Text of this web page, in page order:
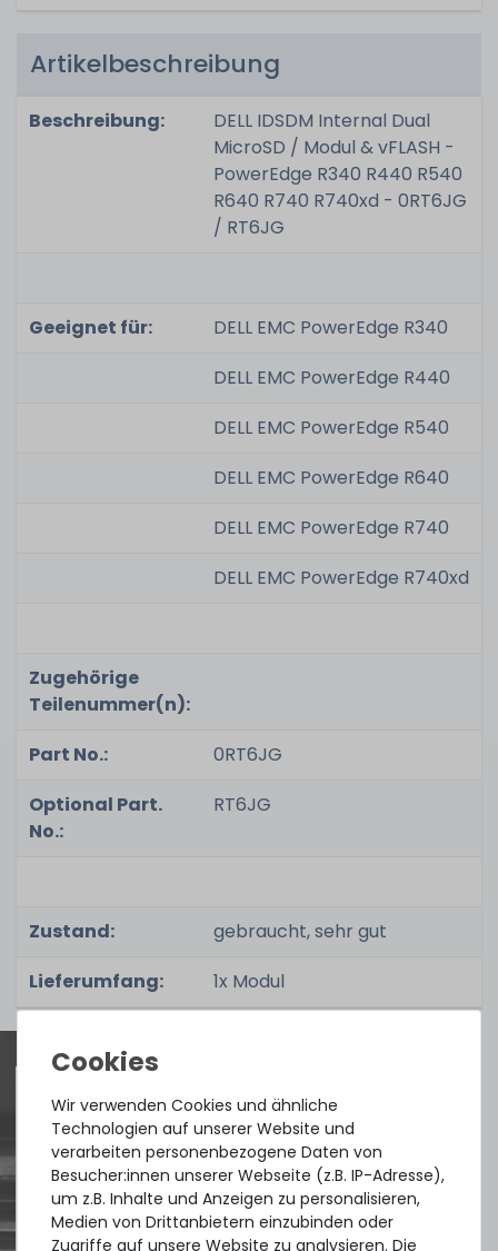
Artikelbeschreibung
Beschreibung:
DELL IDSDM Internal Dual
MicroSD / Modul & vFLASH -
PowerEdge R340 R440 R540
R640 R740 R740xd - 0RT6JG
/ RT6JG
Geeignet für:
DELL EMC PowerEdge R340
DELL EMC PowerEdge R440
DELL EMC PowerEdge R540
DELL EMC PowerEdge R640
DELL EMC PowerEdge R740
DELL EMC PowerEdge R740xd
Zugehörige
Teilenummer(n):
Part No.:
0RT6JG
Optional Part.
No.:
RT6JG
Zustand:
gebraucht, sehr gut
Lieferumfang:
1x Modul
Quick shipment for heavy-weigth servers
an perfect state of the machines. Also
great paying options and Euro VAT
managing.
Wir verwenden Cookies und ähnliche
Technologien auf unserer Website und
verarbeiten personenbezogene Daten von
Besucher:innen unserer Webseite (z.B. IP-Adresse),
um z.B. Inhalte und Anzeigen zu personalisieren,
Medien von Drittanbietern einzubinden oder
Zugriffe auf unsere Website zu analysieren. Die